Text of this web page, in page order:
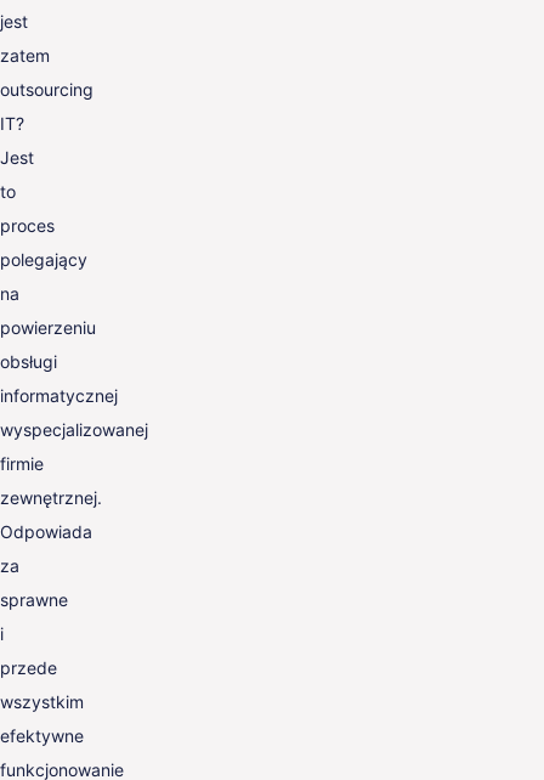
jest
zatem
outsourcing
IT?
Jest
to
proces
polegający
na
powierzeniu
obsługi
informatycznej
wyspecjalizowanej
firmie
zewnętrznej.
Odpowiada
za
sprawne
i
przede
wszystkim
efektywne
funkcjonowanie